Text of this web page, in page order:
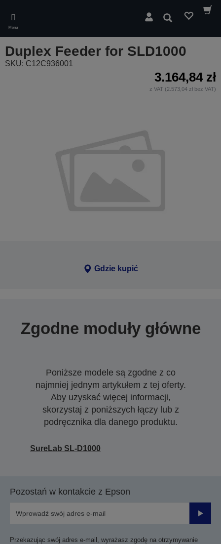
main
content
Menu
Wyszukaj
Duplex Feeder for SLD1000
SKU: C12C936001
3.164,84 zł
z VAT (2.573,04 zł bez VAT)
Gdzie kupić
Zgodne moduły główne
Poniższe modele są zgodne z co
najmniej jednym artykułem z tej oferty.
Aby uzyskać więcej informacji,
skorzystaj z poniższych łączy lub z
podręcznika dla danego produktu.
SureLab SL-D1000
Pozostań w kontakcie z Epson
Przekazując swój adres e-mail, wyrażasz zgodę na otrzymywanie